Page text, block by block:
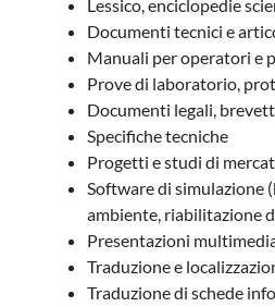
Lessico, enciclopedie
Documenti tecnici e
Manuali per operatori e
Prove di laboratorio,
Documenti legali,
Specifiche tecniche
Progetti e studi di
Software di simulazione
ambiente, riabilitazione
Presentazioni
Traduzione e
Traduzione di schede